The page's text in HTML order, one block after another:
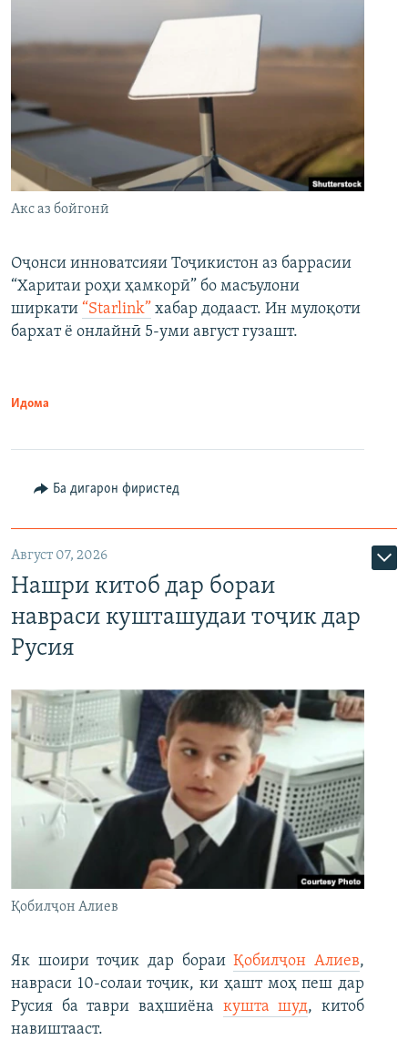
Акс аз бойгонӣ
Оҷонси инноватсияи Тоҷикистон аз баррасии
“Харитаи роҳи ҳамкорӣ” бо масъулони
ширкати “Starlink” хабар додааст. Ин мулоқоти
бархат ё онлайнӣ 5-уми август гузашт.
Идома
Ба дигарон фиристед
Август 07, 2026
Нашри китоб дар бораи
навраси кушташудаи тоҷик дар
Русия
Қобилҷон Алиев
Як шоири тоҷик дар бораиҚобилҷон Алиев,
навраси 10-солаи тоҷик, ки ҳашт моҳ пеш дар
Русия ба таври ваҳшиёна кушта шуд, китоб
навиштааст.